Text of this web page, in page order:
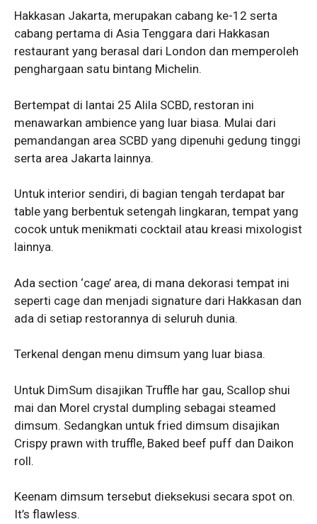
Hakkasan Jakarta, merupakan cabang ke-12 serta
cabang pertama di Asia Tenggara dari Hakkasan
restaurant yang berasal dari London dan memperoleh
penghargaan satu bintang Michelin.
Bertempat di lantai 25 Alila SCBD, restoran ini
menawarkan ambience yang luar biasa. Mulai dari
pemandangan area SCBD yang dipenuhi gedung tinggi
serta area Jakarta lainnya.
Untuk interior sendiri, di bagian tengah terdapat bar
table yang berbentuk setengah lingkaran, tempat yang
cocok untuk menikmati cocktail atau kreasi mixologist
lainnya.
Ada section ‘cage’ area, di mana dekorasi tempat ini
seperti cage dan menjadi signature dari Hakkasan dan
ada di setiap restorannya di seluruh dunia.
Terkenal dengan menu dimsum yang luar biasa.
Untuk DimSum disajikan Truffle har gau, Scallop shui
mai dan Morel crystal dumpling sebagai steamed
dimsum. Sedangkan untuk fried dimsum disajikan
Crispy prawn with truffle, Baked beef puff dan Daikon
roll.
Keenam dimsum tersebut dieksekusi secara spot on.
It’s flawless.